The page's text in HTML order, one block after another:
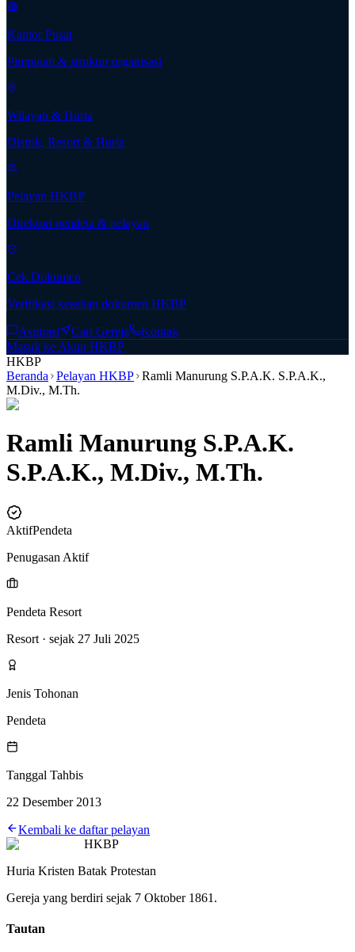
Kantor Pusat
Pimpinan & struktur organisasi
Wilayah & Huria
Distrik, Resort & Huria
Pelayan HKBP
Direktori pendeta & pelayan
Cek Dokumen
Verifikasi keaslian dokumen HKBP
Aspirasi Cari Gereja
Kontak
Masuk ke Akun HKBP
HKBP
Beranda
Pelayan HKBP Ramli Manurung S.P.A.K. S.P.A.K.,
M.Div., M.Th.
Ramli Manurung S.P.A.K.
S.P.A.K., M.Div., M.Th.
AktifPendeta
Penugasan Aktif
Pendeta Resort
Resort · sejak 27 Juli 2025
Jenis Tohonan
Pendeta
Tanggal Tahbis
22 Desember 2013
Kembali ke daftar pelayan
HKBP
Huria Kristen Batak Protestan
Gereja yang berdiri sejak 7 Oktober 1861.
Tautan